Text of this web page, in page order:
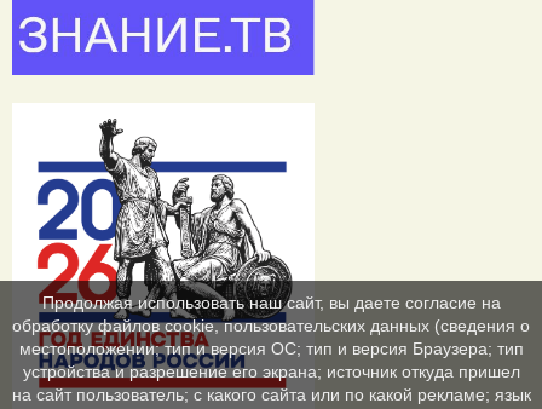
Продолжая использовать наш сайт, вы даете согласие на
обработку файлов cookie, пользовательских данных (сведения о
местоположении; тип и версия ОС; тип и версия Браузера; тип
устройства и разрешение его экрана; источник откуда пришел
на сайт пользователь; с какого сайта или по какой рекламе; язык